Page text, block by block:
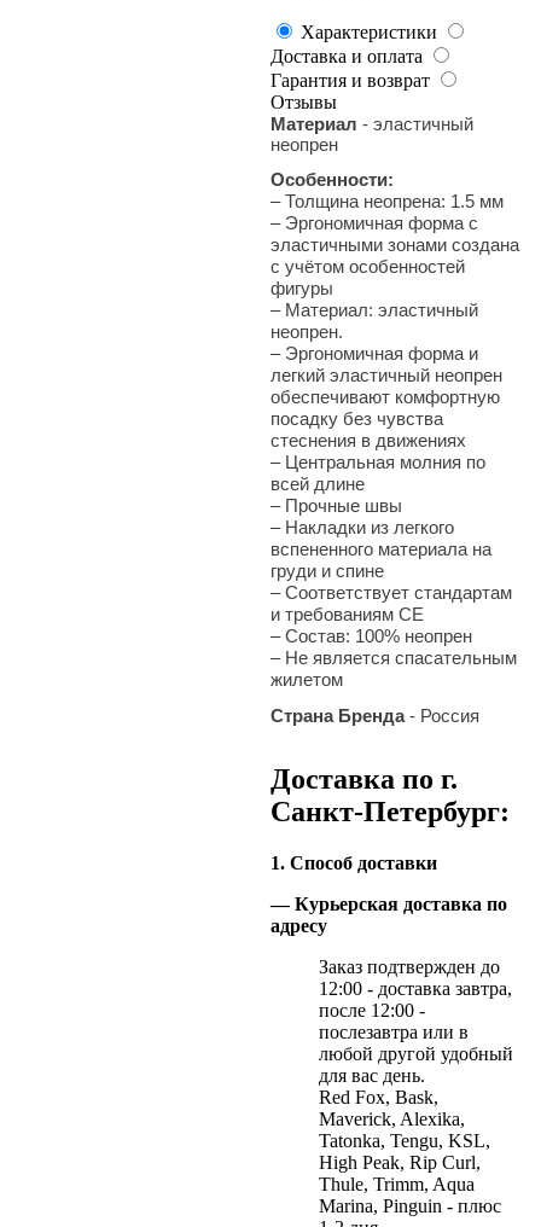
Характеристики
Доставка и оплата
Гарантия и возврат
Отзывы
Материал - эластичный
неопрен
Особенности:
– Толщина неопрена: 1.5 мм
–Эргономичная форма с
эластичными зонами создана
с учётом особенностей
фигуры
–Материал: эластичный
неопрен.
– Эргономичная форма и
легкий эластичный неопрен
обеспечивают комфортную
посадку без чувства
стеснения в движениях
–Центральная молния по
всей длине
–Прочные швы
–Накладки из легкого
вспененного материала на
груди и спине
–Соответствует стандартам
и требованиям СЕ
–Состав: 100% неопрен
–Не является спасательным
жилетом
Страна Бренда- Россия
Доставка по г.
Санкт-Петербург:
1. Способ доставки
— Курьерская доставка по
адресу
Заказ подтвержден до
12:00 - доставка завтра,
после 12:00 -
послезавтра или в
любой другой удобный
для вас день.
Red Fox, Bask,
Maverick, Alexika,
Tatonka, Tengu, KSL,
High Peak, Rip Curl,
Thule, Trimm, Aqua
Marina, Pinguin - плюс